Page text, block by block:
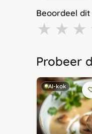
Beoordeel
★ ★ ★
Probeer
AI-kok